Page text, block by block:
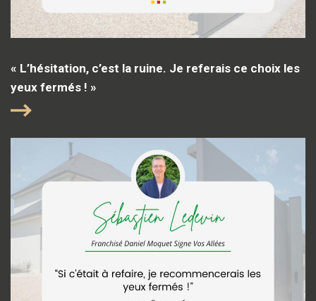
« L’hésitation, c’est la ruine. Je referais ce choix les
yeux fermés ! »